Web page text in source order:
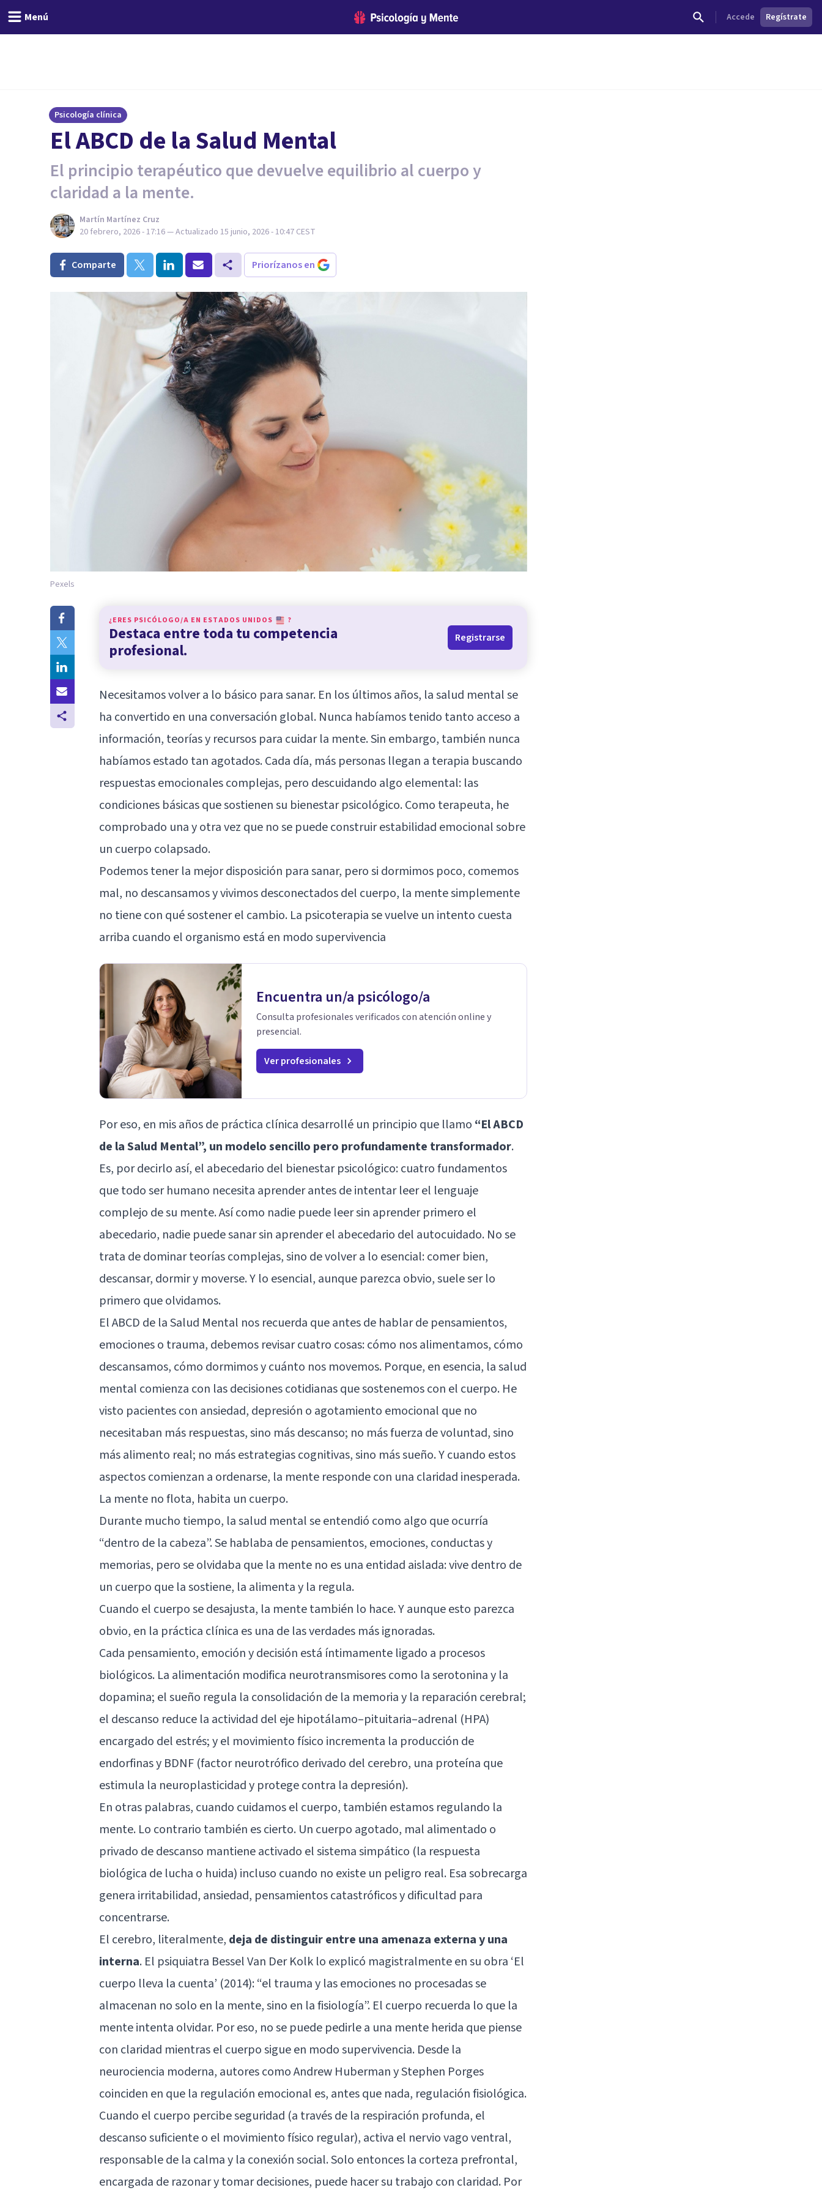
Menú Accede Regístrate
Psicología clínica
El ABCD de la Salud Mental
El principio terapéutico que devuelve equilibrio al cuerpo y
claridad a la mente.
Martín Martínez Cruz
20 febrero, 2026 - 17:16— Actualizado 15 junio, 2026 - 10:47 CEST
Comparte Priorízanos en
Pexels
¿ERES PSICÓLOGO/A EN ESTADOS UNIDOS ?
Destaca entre toda tu competencia
profesional.
Registrarse
Necesitamos volver a lo básico para sanar. En los últimos años, lasalud mentalse
ha convertido en una conversación global. Nunca habíamos tenido tanto acceso a
información, teorías y recursos para cuidar la mente. Sin embargo, también nunca
habíamos estado tan agotados. Cada día, más personas llegan a terapia buscando
respuestasemocionalescomplejas, pero descuidando algo elemental: las
condiciones básicas que sostienen su bienestar psicológico. Como terapeuta, he
comprobado una y otra vez que no se puede construirestabilidad emocionalsobre
un cuerpo colapsado.
Podemos tener la mejor disposición para sanar, pero si dormimos poco, comemos
mal, no descansamos y vivimos desconectados del cuerpo, la mente simplemente
no tiene con qué sostener el cambio. La psicoterapia se vuelve un intento cuesta
arriba cuando el organismo está en modo supervivencia
Encuentra un/a psicólogo/a
Consulta profesionales verificados con atención online y
presencial.
Ver profesionales
Por eso, en mis años de práctica clínica desarrollé un principio que llamo “El ABCD
de la Salud Mental”, un modelo sencillo pero profundamente transformador.
Es, por decirlo así, el abecedario del bienestar psicológico: cuatro fundamentos
que todo ser humano necesita aprender antes de intentar leer el lenguaje
complejo de su mente. Así como nadie puede leer sin aprender primero el
abecedario, nadie puede sanar sin aprender el abecedario del autocuidado. No se
trata de dominar teorías complejas, sino de volver a lo esencial: comer bien,
descansar, dormir y moverse. Y lo esencial, aunque parezca obvio, suele ser lo
primero que olvidamos.
El ABCD de la Salud Mental nos recuerda que antes de hablar de pensamientos,
emociones o trauma, debemos revisar cuatro cosas: cómo nos alimentamos, cómo
descansamos, cómo dormimos y cuánto nos movemos. Porque, en esencia, la salud
mental comienza con las decisiones cotidianas que sostenemos con el cuerpo. He
visto pacientes con ansiedad, depresión o agotamiento emocional que no
necesitaban más respuestas, sino más descanso; no más fuerza de voluntad, sino
más alimento real; no más estrategias cognitivas, sino más sueño. Y cuando estos
aspectos comienzan a ordenarse, la mente responde con una claridad inesperada.
La mente no flota, habita un cuerpo.
Durante mucho tiempo, la salud mental se entendió como algo que ocurría
“dentro de la cabeza”. Se hablaba de pensamientos, emociones, conductas y
memorias, pero se olvidaba que la mente no es una entidad aislada: vive dentro de
un cuerpo que la sostiene, la alimenta y la regula.
Cuando el cuerpo se desajusta, la mente también lo hace. Y aunque esto parezca
obvio, en la práctica clínica es una de las verdades más ignoradas.
Cada pensamiento, emoción y decisión está íntimamente ligado a procesos
biológicos. La alimentación modifica neurotransmisores como laserotoninay la
dopamina; el sueño regula la consolidación de la memoriay la reparación cerebral;
el descanso reduce la actividad del eje hipotálamo–pituitaria–adrenal (HPA)
encargado del estrés; y el movimiento físico incrementa la producción de
endorfinas y BDNF (factor neurotrófico derivado del cerebro, una proteína que
estimula la neuroplasticidad y protege contra la depresión).
En otras palabras, cuando cuidamos el cuerpo, también estamos regulando la
mente. Lo contrario también es cierto. Un cuerpo agotado, mal alimentado o
privado de descanso mantiene activado el sistema simpático (la respuesta
biológica de lucha o huida) incluso cuando no existe un peligro real. Esa sobrecarga
genera irritabilidad, ansiedad, pensamientos catastróficos y dificultad para
concentrarse.
El cerebro, literalmente, deja de distinguir entre una amenaza externa y una
interna. El psiquiatra Bessel Van Der Kolk lo explicó magistralmente en su obra ‘El
cuerpo lleva la cuenta’ (2014): “el trauma y las emociones no procesadas se
almacenan no solo en la mente, sino en la fisiología”. El cuerpo recuerda lo que la
mente intenta olvidar. Por eso, no se puede pedirle a una mente herida que piense
con claridad mientras el cuerpo sigue en modo supervivencia. Desde la
neurociencia moderna, autores como Andrew Huberman y Stephen Porges
coinciden en que la regulación emocional es, antes que nada, regulación fisiológica.
Cuando el cuerpo percibe seguridad (a través de la respiración profunda, el
descanso suficiente o el movimiento físico regular), activa el nervio vago ventral,
responsable de la calma y la conexión social. Solo entonces la corteza prefrontal,
encargada de razonar y tomar decisiones, puede hacer su trabajo con claridad. Por